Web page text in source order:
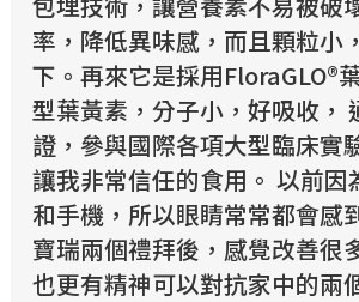
率，降低異味感，而且顆粒小
下。再來它是採用FloraGLO®
型葉黃素，分子小，好吸收，
證，參與國際各項大型臨床實
讓我非常信任的食用。 以前因
和手機，所以眼睛常常都會感
寶瑞兩個禮拜後，感覺改善很
也更有精神可以對抗家中的兩